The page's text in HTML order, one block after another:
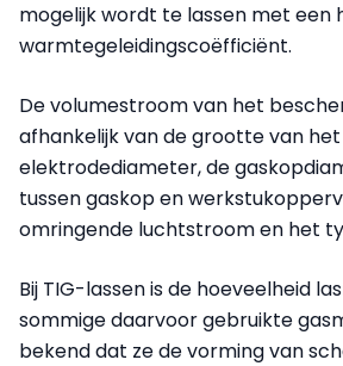
mogelijk wordt te lassen met een
warmtegeleidingscoëfficiënt.
De volumestroom van het
afhankelijk van de grootte van
elektrodediameter, de
tussen gaskop en
omringende luchtstroom en het
Bij TIG-lassen is de hoeveelheid
sommige daarvoor gebruikte
bekend dat ze de vorming van